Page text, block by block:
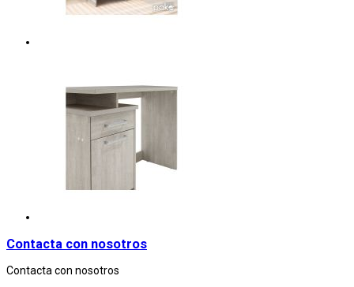
Contacta con nosotros
Contacta con nosotros